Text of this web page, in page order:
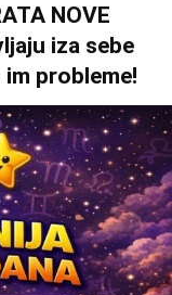
NOVE
iza sebe
probleme!